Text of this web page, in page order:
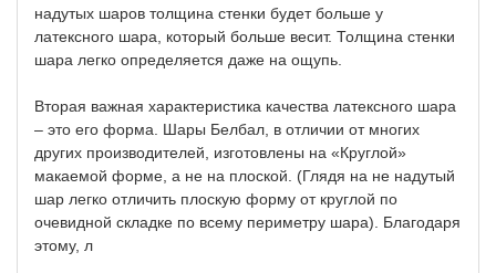
надутых шаров толщина стенки будет больше у
латексного шара, который больше весит. Толщина стенки
шара легко определяется даже на ощупь.
Вторая важная характеристика качества латексного шара
– это его форма. Шары Белбал, в отличии от многих
других производителей, изготовлены на «Круглой»
макаемой форме, а не на плоской. (Глядя на не надутый
шар легко отличить плоскую форму от круглой по
очевидной складке по всему периметру шара). Благодаря
этому, л